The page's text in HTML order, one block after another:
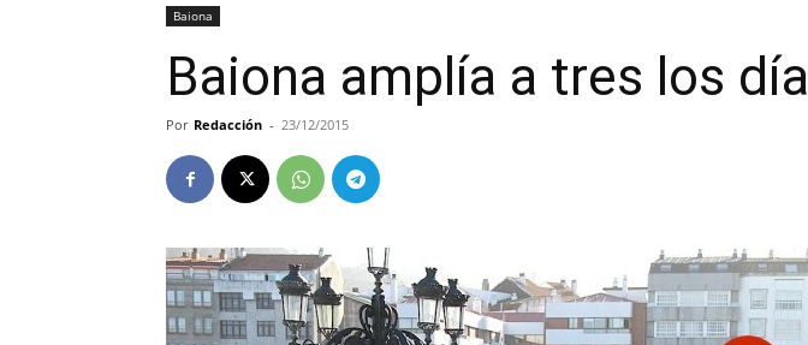
Baiona
Baiona amplía a tres los
Por Redacción - 23/12/2015